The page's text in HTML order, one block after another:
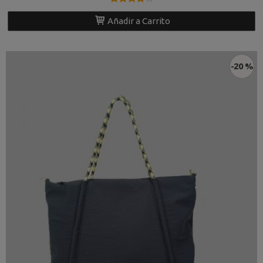
Añadir a Carrito
-20 %